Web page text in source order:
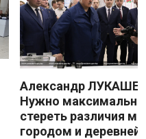
Александр
Нужно максимально
стереть различия
городом и деревней